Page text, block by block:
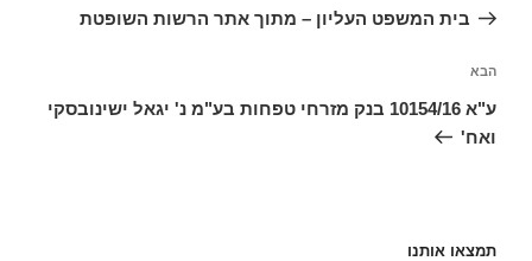
הקודםבית המשפט העליון – מתוך אתר הרשות השופטת
הפוסט
הבא
הבא
ע"א 10154/16 בנק מזרחי טפחות בע"מ נ' יגאל ישינובסקי
ואח'
תמצאו אותנו